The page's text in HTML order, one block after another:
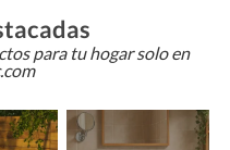
para tu hogar solo en